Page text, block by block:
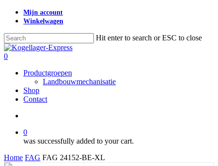
Skip
content
Mijn account
Winkelwagen
Hit enter to search or ESC to close
Close
Search
search
0
Productgroepen
Landbouwmechanisatie
Shop
Contact
0
was successfully added to your cart.
Home FAG FAG 24152-BE-XL